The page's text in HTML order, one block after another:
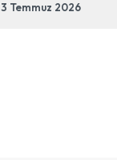
3 Temmuz 2026